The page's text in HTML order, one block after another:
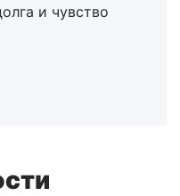
и чувство